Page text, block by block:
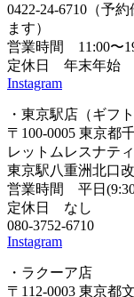
0422-24-6710（予
ます）
営業時間 11:00〜
定休日 年末年始
Instagram
・東京駅店（ギフ
〒100-0005 東京都
レットムレスナテ
東京駅八重洲北口
営業時間 平日(9:30
定休日 なし
080-3752-6710
Instagram
・ラクーア店
〒112-0003 東京都